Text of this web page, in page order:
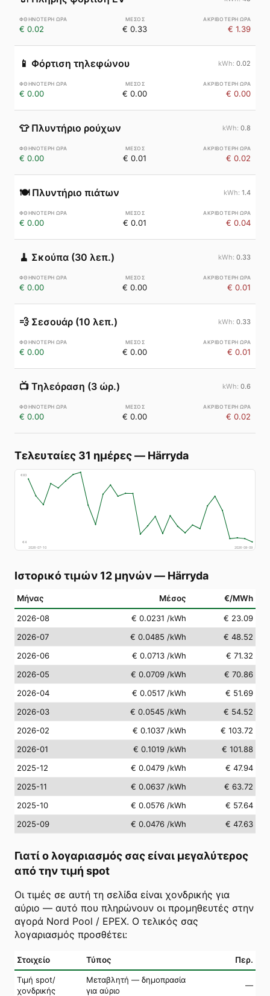
€ 0.02 € 0.33 € 1.39
📱 Φόρτιση τηλεφώνου 0.02
€ 0.00 € 0.00 € 0.00
👕 Πλυντήριο ρούχων 0.8
€ 0.00 € 0.01 € 0.02
🍽️ Πλυντήριο πιάτων 1.4
€ 0.00 € 0.01 € 0.04
🧹 Σκούπα (30 λεπ.) 0.33
€ 0.00 € 0.00 € 0.01
💨 Σεσουάρ (10 λεπ.) 0.33
€ 0.00 € 0.00 € 0.01
📺 Τηλεόραση (3 ώρ.) 0.6
€ 0.00 € 0.00 € 0.02
Τελευταίες 31 ημέρες— Härryda
€83
€4
2026-07-10
2026-08-09
Ιστορικό τιμών 12 μηνών— Härryda
Μήνας Μέσος €/MWh
2026-08 € 0.0231 /kWh
€ 23.09
2026-07
€ 0.0485 /kWh
€ 48.52
2026-06
€ 0.0713 /kWh
€ 71.32
2026-05
€ 0.0709 /kWh
€ 70.86
2026-04
€ 0.0517 /kWh
€ 51.69
2026-03
€ 0.0545 /kWh
€ 54.52
2026-02
€ 0.1037 /kWh
€ 103.72
2026-01
€ 0.1019 /kWh
€ 101.88
2025-12
€ 0.0479 /kWh
€ 47.94
2025-11
€ 0.0637 /kWh
€ 63.72
2025-10
€ 0.0576 /kWh
€ 57.64
2025-09
€ 0.0476 /kWh € 47.63
Γιατί ο λογαριασμός σας είναι μεγαλύτερος
από την τιμή spot
Οι τιμές σε αυτή τη σελίδα είναι χονδρικής για
αύριο — αυτό που πληρώνουν οι προμηθευτές στην
αγορά Nord Pool / EPEX. Ο τελικός σας
λογαριασμός προσθέτει:
Στοιχείο Τύπος Περ.
Τιμή spot/
χονδρικής
Μεταβλητή — δημοπρασία
για αύριο
—